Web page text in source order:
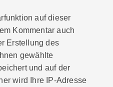
auf dieser
Kommentar auch
Erstellung des
gewählte
und auf der
wird Ihre IP-Adresse